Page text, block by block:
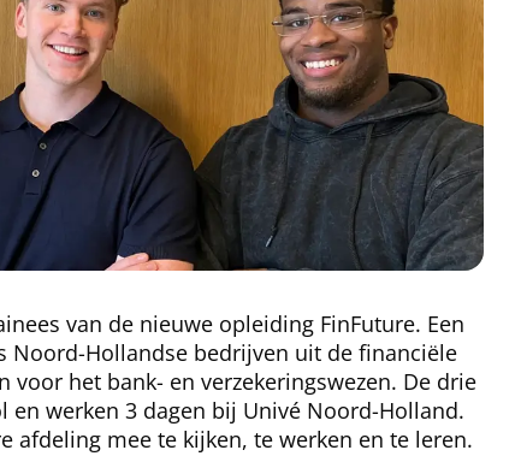
van de nieuwe opleiding FinFuture. Een
Noord-Hollandse bedrijven uit de financiële
het bank- en verzekeringswezen. De drie
en werken 3 dagen bij Univé Noord-Holland.
afdeling mee te kijken, te werken en te leren.